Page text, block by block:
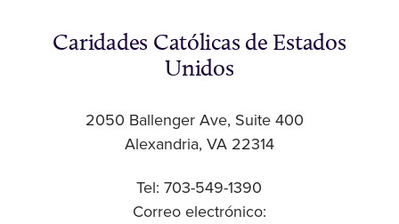
Caridades Católicas de Estados
Unidos
2050 Ballenger Ave, Suite 400
Alexandria, VA 22314
Tel: 703-549-1390
Correo electrónico: